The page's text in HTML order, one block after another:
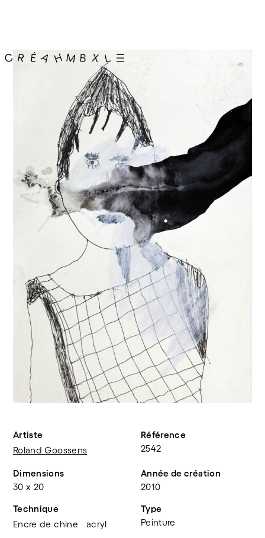
Artiste
Roland Goossens
Référence
2542
Dimensions
30 x 20
Année de création
2010
Technique
Encre de chine
acryl
Type
Peinture